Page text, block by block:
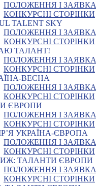
ПОЛОЖЕННЯ І ЗАЯВКА
КОНКУРСНІ СТОРІНКИ
TALENT SKY
ПОЛОЖЕННЯ І ЗАЯВКА
КОНКУРСНІ СТОРІНКИ
ТАЛАНТ!
ПОЛОЖЕННЯ І ЗАЯВКА
КОНКУРСНІ СТОРІНКИ
ВЕСНА
ПОЛОЖЕННЯ І ЗАЯВКА
КОНКУРСНІ СТОРІНКИ
ЄВРОПИ
ПОЛОЖЕННЯ І ЗАЯВКА
КОНКУРСНІ СТОРІНКИ
УКРАЇНА-ЄВРОПА
ПОЛОЖЕННЯ І ЗАЯВКА
КОНКУРСНІ СТОРІНКИ
ТАЛАНТИ ЄВРОПИ
ПОЛОЖЕННЯ І ЗАЯВКА
КОНКУРСНІ СТОРІНКИ